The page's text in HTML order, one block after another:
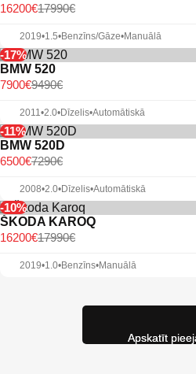
17990€
16200€
2019•1.5•Benzīns/Gāze•Manuālā
-17%
BMW 520
9490€
7900€
2011•2.0•Dīzelis•Automātiskā
-11%
BMW 520D
7290€
6500€
2008•2.0•Dīzelis•Automātiskā
-10%
ŠKODA KAROQ
17990€
16200€
2019•1.0•Benzīns•Manuālā